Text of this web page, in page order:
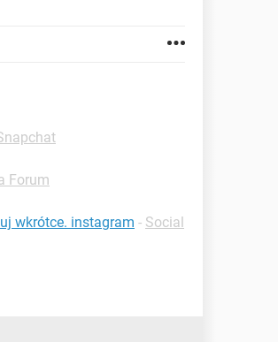
Forum
wkrótce. instagram - Social